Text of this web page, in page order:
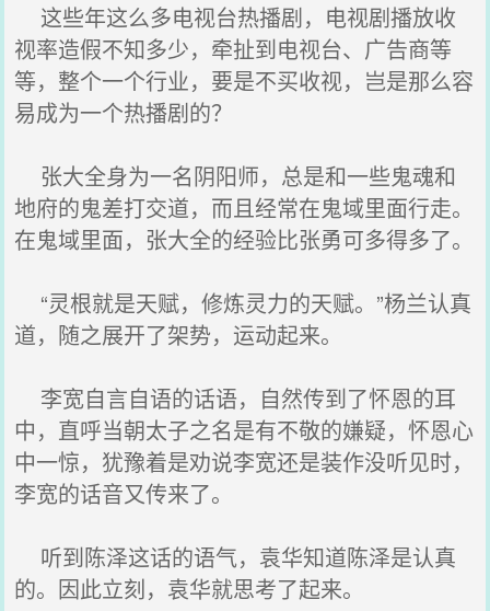
这些年这么多电视台热播剧，电视剧播放收
视率造假不知多少，牵扯到电视台、广告商等
等，整个一个行业，要是不买收视，岂是那么容
易成为一个热播剧的？
张大全身为一名阴阳师，总是和一些鬼魂和
地府的鬼差打交道，而且经常在鬼域里面行走。
在鬼域里面，张大全的经验比张勇可多得多了。
“灵根就是天赋，修炼灵力的天赋。”杨兰认真
道，随之展开了架势，运动起来。
李宽自言自语的话语，自然传到了怀恩的耳
中，直呼当朝太子之名是有不敬的嫌疑，怀恩心
中一惊，犹豫着是劝说李宽还是装作没听见时，
李宽的话音又传来了。
听到陈泽这话的语气，袁华知道陈泽是认真
的。因此立刻，袁华就思考了起来。